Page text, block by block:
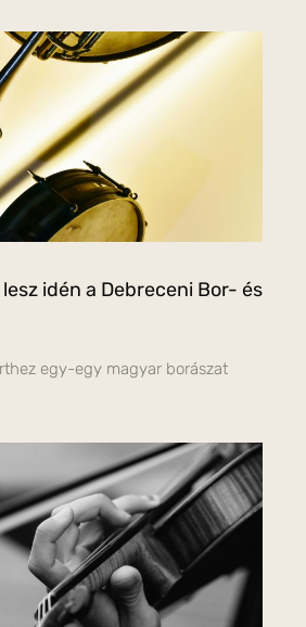
idén a Debreceni Bor- és
egy-egy magyar borászat